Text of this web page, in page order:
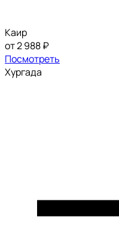
Каир
от 2 988 ₽
Посмотреть
Хургада